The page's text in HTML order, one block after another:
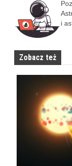
i
Zobacz też